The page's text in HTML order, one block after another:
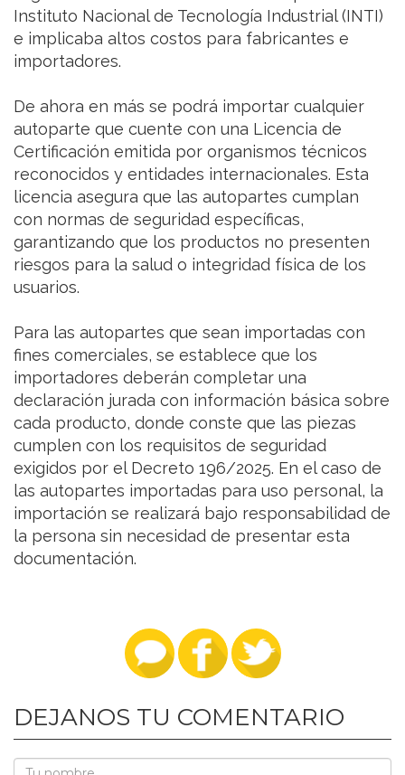
Instituto Nacional de Tecnología Industrial (INTI)
e implicaba altos costos para fabricantes e
importadores.
De ahora en más se podrá importar cualquier
autoparte que cuente con una Licencia de
Certificación emitida por organismos técnicos
reconocidos y entidades internacionales. Esta
licencia asegura que las autopartes cumplan
con normas de seguridad específicas,
garantizando que los productos no presenten
riesgos para la salud o integridad física de los
usuarios.
Para las autopartes que sean importadas con
fines comerciales, se establece que los
importadores deberán completar una
declaración jurada con información básica sobre
cada producto, donde conste que las piezas
cumplen con los requisitos de seguridad
exigidos por el Decreto 196/2025. En el caso de
las autopartes importadas para uso personal, la
importación se realizará bajo responsabilidad de
la persona sin necesidad de presentar esta
documentación.
DEJANOS TU COMENTARIO